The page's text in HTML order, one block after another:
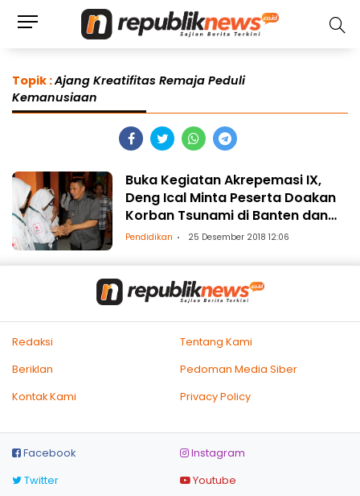
Topik :Ajang Kreatifitas Remaja Peduli
Kemanusiaan
Buka Kegiatan Akrepemasi IX,
Deng Ical Minta Peserta Doakan
Korban Tsunami di Banten dan
Lampung
Pendidikan 25 Desember 2018 12:06
Redaksi
Tentang Kami
Beriklan
Pedoman Media Siber
Kontak Kami
Privacy Policy
Facebook
Instagram
Twitter
Youtube